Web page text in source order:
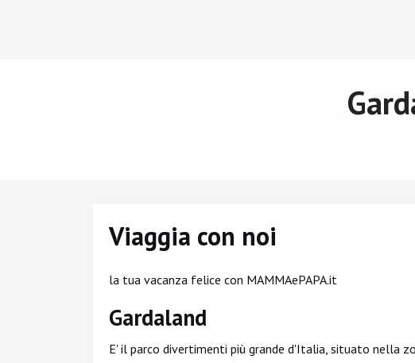
Viaggia con noi
la tua vacanza felice con MAMMAePAPA.it
Gardaland
E' il parco divertimenti più grande d'Italia, situato nella